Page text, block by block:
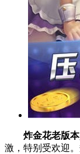
炸金花老版本
激，特别受欢迎